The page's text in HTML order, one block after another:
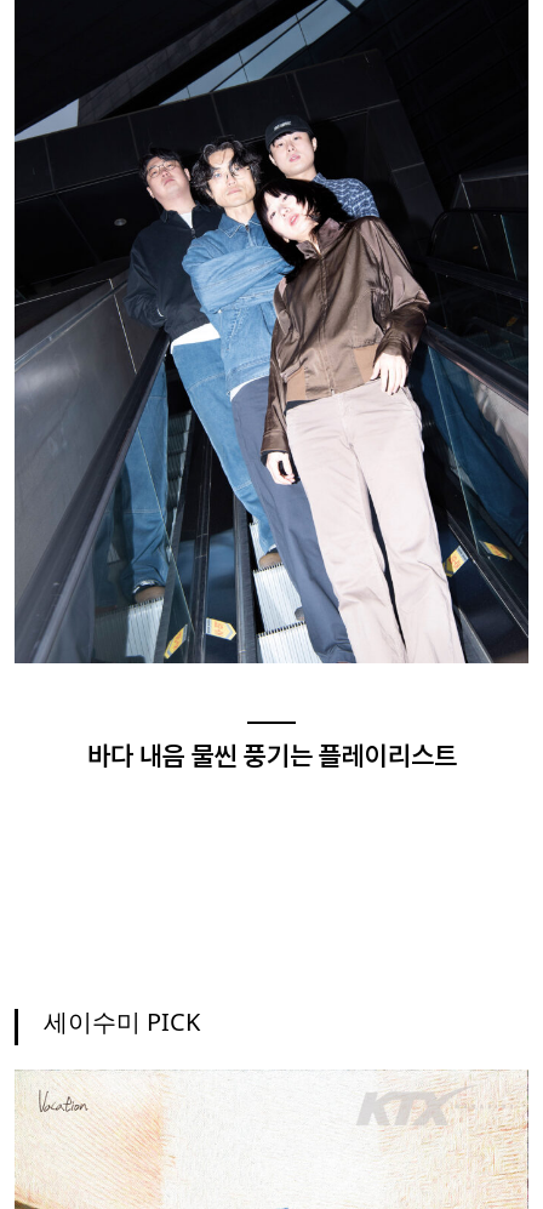
바다 내음 물씬 풍기는 플레이리스트
세이수미 PICK